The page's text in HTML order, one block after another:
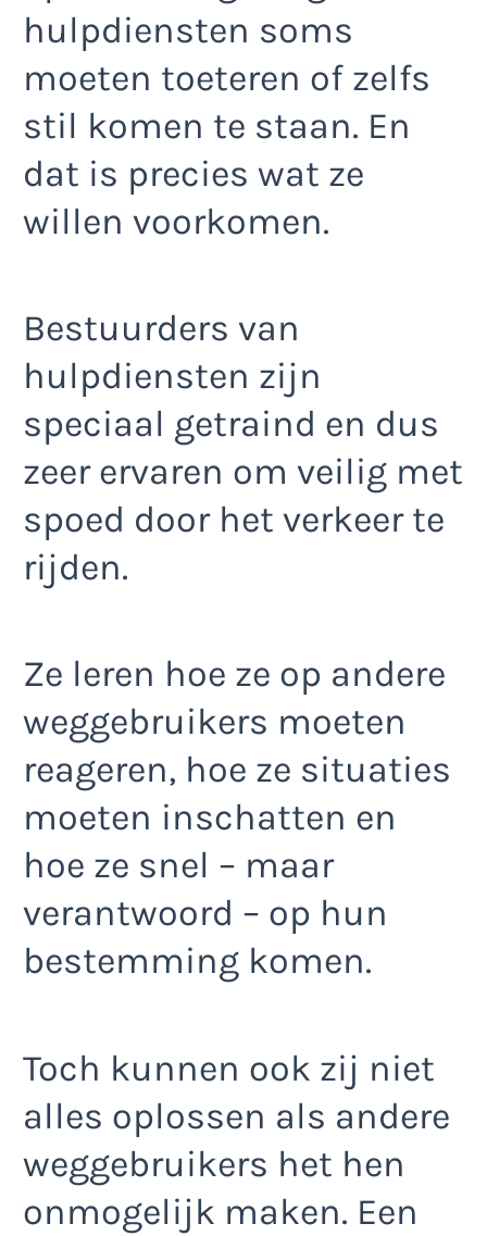
hulpdiensten soms
moeten toeteren of zelfs
stil komen te staan. En
dat is precies wat ze
willen voorkomen.
Bestuurders van
hulpdiensten zijn
speciaal getraind en dus
zeer ervaren om veilig met
spoed door het verkeer te
rijden.
Ze leren hoe ze op andere
weggebruikers moeten
reageren, hoe ze situaties
moeten inschatten en
hoe ze snel – maar
verantwoord – op hun
bestemming komen.
Toch kunnen ook zij niet
alles oplossen als andere
weggebruikers het hen
onmogelijk maken. Een